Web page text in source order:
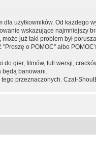
dla użytkowników. Od każdego
wskazujące najmniejszy
może już taki problem był
o POMOC" albo
do gier, filmów, full wersji,
będą banowani.
przeznaczonych. Czat-